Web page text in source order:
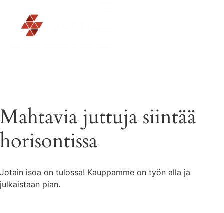
Mahtavia juttuja siintää
horisontissa
Jotain isoa on tulossa! Kauppamme on työn alla ja
julkaistaan pian.